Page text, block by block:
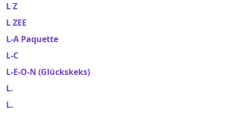
L Z
L ZEE
L-A Paquette
L-C
L-E-O-N (Glückskeks)
L.
L.